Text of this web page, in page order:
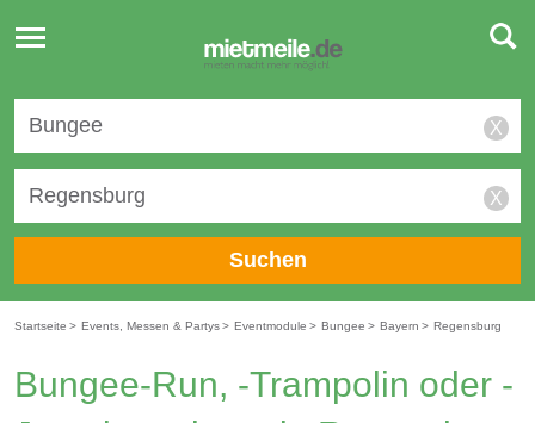
Toggle
navigation
X
X
Suchen
Startseite > Events, Messen & Partys> Eventmodule > Bungee > Bayern > Regensburg
Bungee-Run, -Trampolin oder -